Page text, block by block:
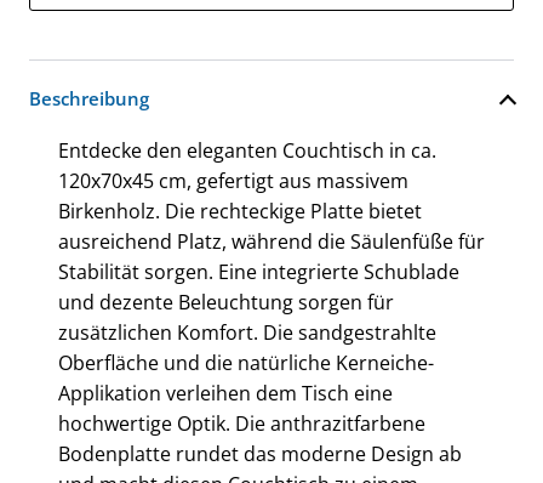
Beschreibung
Entdecke den eleganten Couchtisch in ca.
120x70x45 cm, gefertigt aus massivem
Birkenholz. Die rechteckige Platte bietet
ausreichend Platz, während die Säulenfüße für
Stabilität sorgen. Eine integrierte Schublade
und dezente Beleuchtung sorgen für
zusätzlichen Komfort. Die sandgestrahlte
Oberfläche und die natürliche Kerneiche-
Applikation verleihen dem Tisch eine
hochwertige Optik. Die anthrazitfarbene
Bodenplatte rundet das moderne Design ab